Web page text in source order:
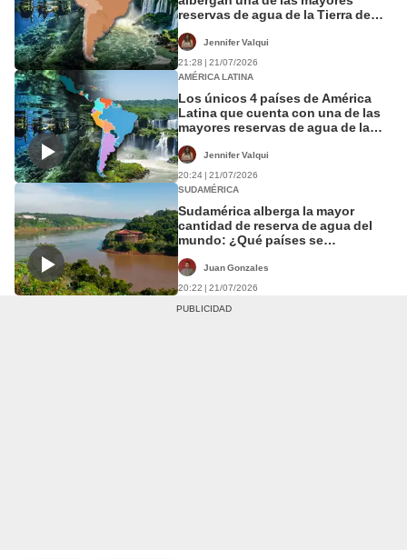
reservas de agua de la Tierra de
Jennifer Valqui
21:28 | 21/07/2026
AMÉRICA LATINA
Los únicos 4 países de América
Latina que cuenta con una de las
mayores reservas de agua de la
Jennifer Valqui
20:24 | 21/07/2026
SUDAMÉRICA
Sudamérica alberga la mayor
cantidad de reserva de agua del
mundo: ¿Qué países se
Juan Gonzales
20:22 | 21/07/2026